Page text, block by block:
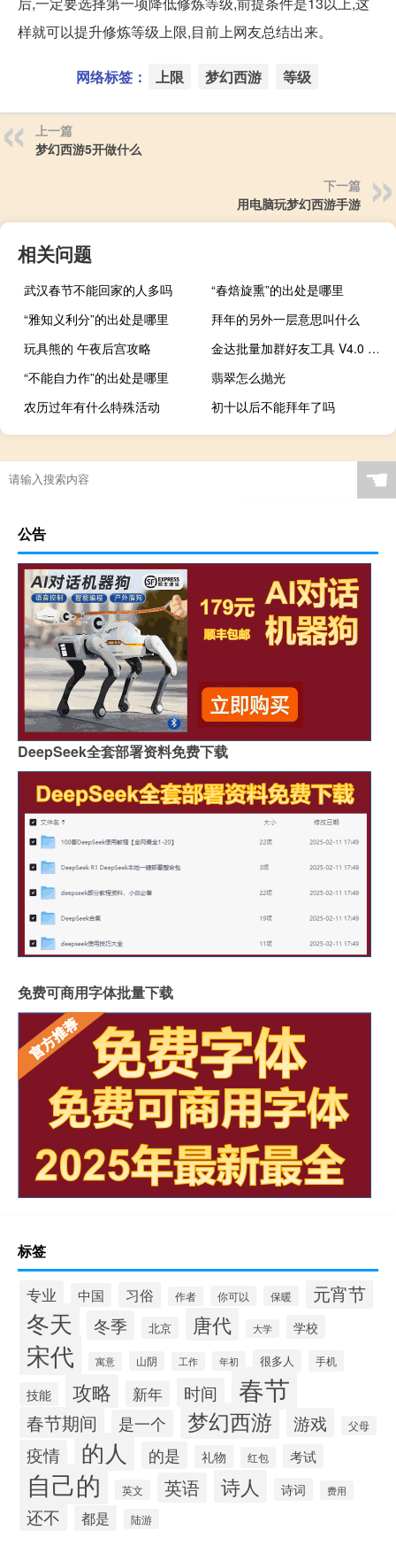
样就可以提升修炼等级上限,目前上网友总结出来。
网络标签： 上限 梦幻西游 等级
上一篇
梦幻西游5开做什么
下一篇
用电脑玩梦幻西游手游
相关问题
武汉春节不能回家的人多吗
“春焙旋熏”的出处是哪里
“雅知义利分”的出处是哪里
拜年的另外一层意思叫什么
玩具熊的 午夜后宫攻略
金达批量加群好友工具 V4.0 官方版（金达批量加群好友工具 V4.0 官方版功能简介）
“不能自力作”的出处是哪里
翡翠怎么抛光
农历过年有什么特殊活动
初十以后不能拜年了吗
☚
公告
DeepSeek全套部署资料免费下载
免费可商用字体批量下载
标签
专业 中国 习俗 作者 你可以 保暖 元宵节
冬天 冬季 北京 唐代 大学 学校
宋代 寓意 山阴 工作 年初 很多人 手机
技能 攻略 新年 时间 春节
春节期间 是一个 梦幻西游 游戏 父母
疫情 的人 的是 礼物 红包 考试
自己的 英文 英语 诗人 诗词 费用
还不 都是 陆游